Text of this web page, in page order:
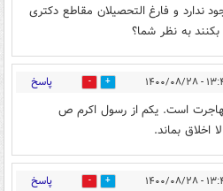
ندارد و فارغ التحصیلان مقاطع دکتری
به نظر شما؟
۰۸/۲۸ 11 پاسخ
است. یکم از رسول اکرم ص
اخلاق بماند.
۰۸/۲۸ 10 پاسخ